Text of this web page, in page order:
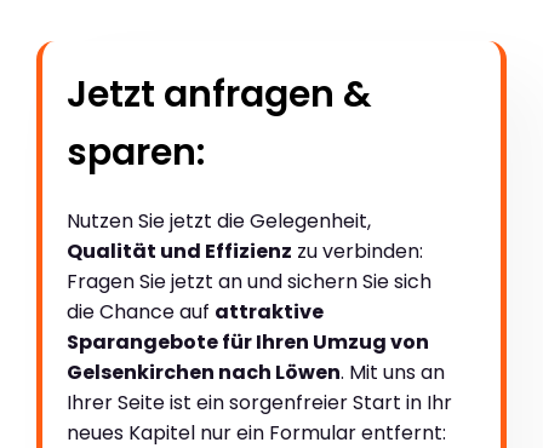
Jetzt anfragen &
sparen:
Nutzen Sie jetzt die Gelegenheit,
Qualität und Effizienz zu verbinden:
Fragen Sie jetzt an und sichern Sie sich
die Chance auf attraktive
Sparangebote für Ihren Umzug von
Gelsenkirchen nach Löwen. Mit uns an
Ihrer Seite ist ein sorgenfreier Start in Ihr
neues Kapitel nur ein Formular entfernt: